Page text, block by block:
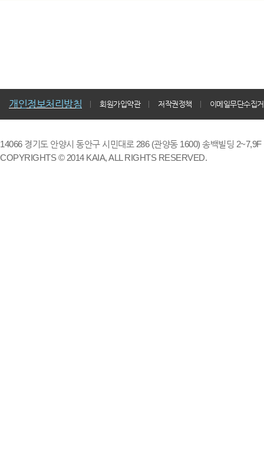
개인정보처리방침 회원가입약관 저작권정책 이메일무단수집
14066 경기도 안양시 동안구 시민대로 286 (관양동 1600) 송백빌딩
COPYRIGHTS © 2014 KAIA, ALL RIGHTS RESERVED.